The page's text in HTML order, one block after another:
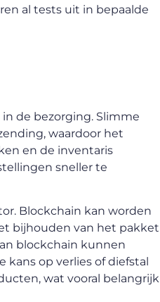
al tests uit in bepaalde
de bezorging. Slimme
waardoor het
en de inventaris
sneller te
Blockchain kan worden
bijhouden van het pakket
blockchain kunnen
op verlies of diefstal
wat vooral belangrijk